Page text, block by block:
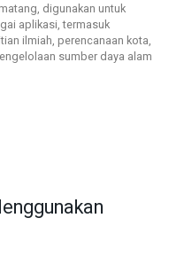
digunakan untuk
aplikasi, termasuk
ilmiah, perencanaan kota,
sumber daya alam